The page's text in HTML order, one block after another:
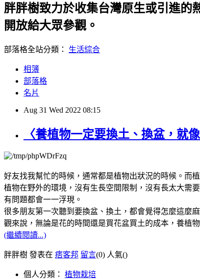
胖胖樹致力於收集台灣原生或引進的
開放給大眾參觀。
部落格全站分類： 生活綜合
相簿
部落格
名片
Aug 31 Wed 2022 08:15
〈養植物一定要換土、換盆，就
好友找我幫忙的時候，通常都是植物出狀況的時候。而
植物在野外的環境，沒有生長空間限制，沒有長太大需
有問題都會一一浮現。
很多朋友第一次聽到要換盆、換土，都會覺得怎麼這麼
觀來說，無論是花的時間還是買花盆買土的成本，養植
(繼續閱讀...)
胖胖樹 發表在 痞客邦 留言(0) 人氣()
個人分類： 植物栽培